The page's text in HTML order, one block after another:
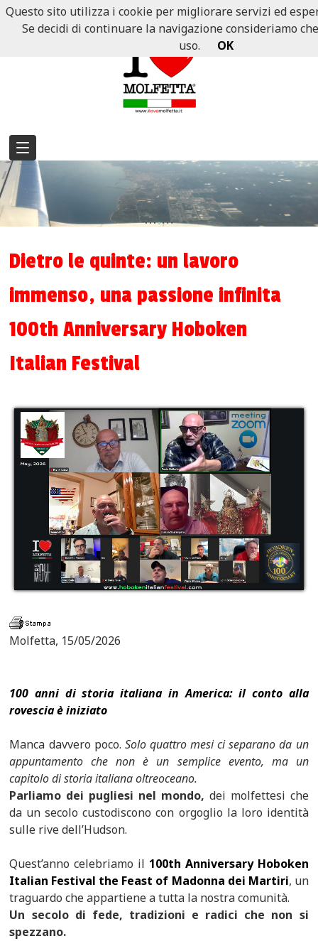
Dietro le quinte: un lavoro
immenso, una passione infinita
100th Anniversary Hoboken
Italian Festival
Molfetta, 15/05/2026
100 anni di storia italiana in America: il conto alla
rovescia è iniziato
Manca davvero poco. Solo quattro mesi ci separano da un
appuntamento che non è un semplice evento, ma un
capitolo di storia italiana oltreoceano.
Parliamo dei pugliesi nel mondo, dei molfettesi che
da un secolo custodiscono con orgoglio la loro identità
sulle rive dell’Hudson.
Quest’anno celebriamo il 100th Anniversary Hoboken
Italian Festival the Feast of Madonna dei Martiri, un
traguardo che appartiene a tutta la nostra comunità.
Un secolo di fede, tradizioni e radici che non si
spezzano.
Questo sito utilizza i cookie per migliorare servizi ed
Se decidi di continuare la navigazione consideriamo
uso.
OK